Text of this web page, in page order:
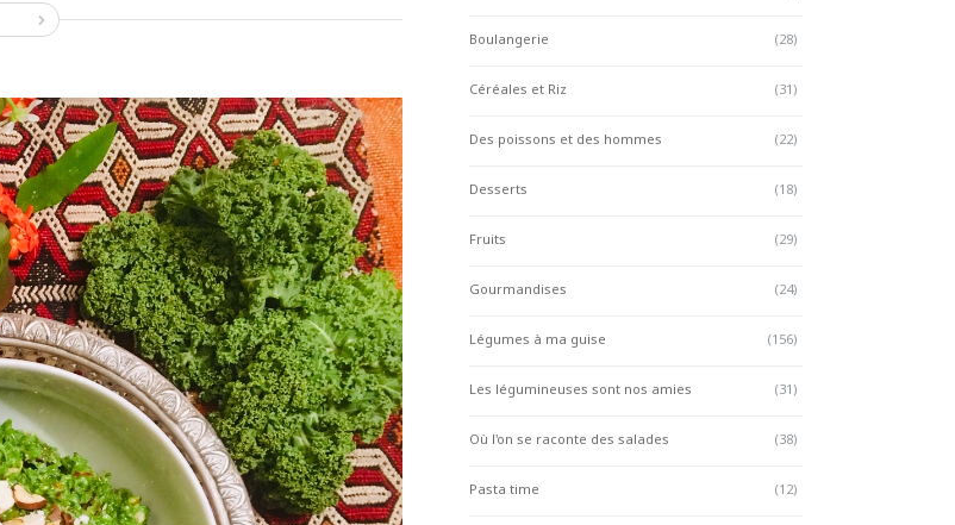
Boulangerie (28)
Céréales et Riz (31)
Des poissons et des hommes (22)
Desserts (18)
Fruits (29)
Gourmandises (24)
Légumes à ma guise (156)
Les légumineuses sont nos amies (31)
Où l'on se raconte des salades (38)
Pasta time (12)